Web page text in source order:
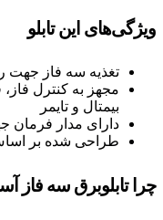
ویژگی‌های این تابلو
تغذیه سه فاز جهت
مجهز به کنترل فاز،
بیمتال و تایمر
دارای مدار فرمان
طراحی شده بر اساس
چرا تابلوبرق سه فاز